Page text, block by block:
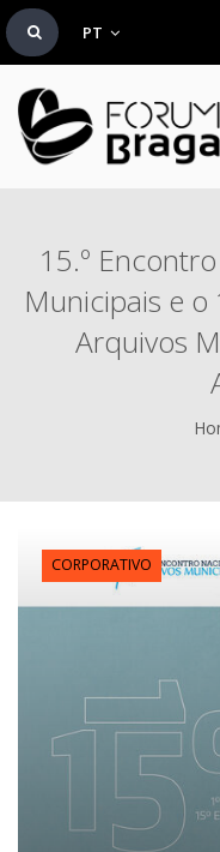
PT
15.º
Municipais e o
Arquivos
CORPORATIVO